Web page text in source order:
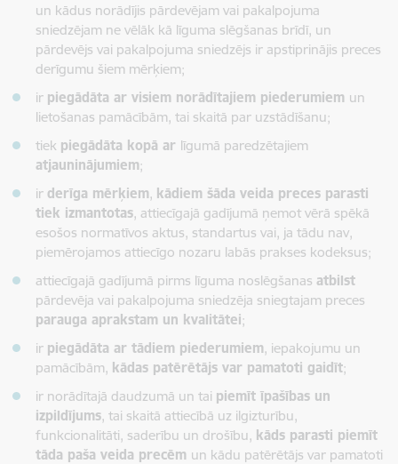
un kādus norādījis pārdevējam vai pakalpojuma
sniedzējam ne vēlāk kā līguma slēgšanas brīdī, un
pārdevējs vai pakalpojuma sniedzējs ir apstiprinājis preces
derīgumu šiem mērķiem;
ir piegādāta ar visiem norādītajiem piederumiem un
lietošanas pamācībām, tai skaitā par uzstādīšanu;
tiek piegādāta kopā ar līgumā paredzētajiem
atjauninājumiem;
ir derīga mērķiem, kādiem šāda veida preces parasti
tiek izmantotas, attiecīgajā gadījumā ņemot vērā spēkā
esošos normatīvos aktus, standartus vai, ja tādu nav,
piemērojamos attiecīgo nozaru labās prakses kodeksus;
attiecīgajā gadījumā pirms līguma noslēgšanas atbilst
pārdevēja vai pakalpojuma sniedzēja sniegtajam preces
parauga aprakstam un kvalitātei;
ir piegādāta ar tādiem piederumiem, iepakojumu un
pamācībām, kādas patērētājs var pamatoti gaidīt;
ir norādītajā daudzumā un tai piemīt īpašības un
izpildījums, tai skaitā attiecībā uz ilgizturību,
funkcionalitāti, saderību un drošību, kāds parasti piemīt
tāda paša veida precēm un kādu patērētājs var pamatoti